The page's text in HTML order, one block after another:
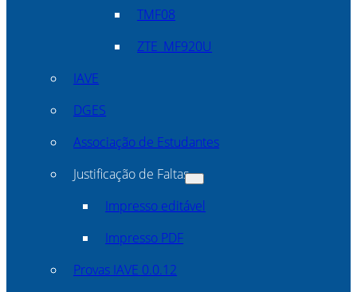
TMF08
ZTE_MF920U
IAVE
DGES
Associação de Estudantes
Justificação de Faltas
Impresso editável
Impresso PDF
Provas IAVE 0.0.12